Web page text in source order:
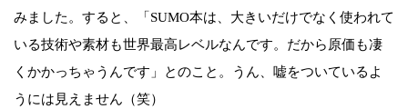
みました。すると、「SUMO本は、大きいだけでなく使われて
いる技術や素材も世界最高レベルなんです。だから原価も凄
くかかっちゃうんです」とのこと。うん、嘘をついているよ
うには見えません（笑）